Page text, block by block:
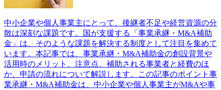
中小企業や個人事業主にとって、後継者不足や経営資源の分
散は深刻な課題です。国が支援する「事業承継・M&A補助
金」は、そのような課題を解決する制度として注目を集めて
います。本記事では、事業承継・M&A補助金の創設背景や
活用時のメリット、注意点、補助される事業者と経費のほ
か、申請の流れについて解説します。この記事のポイント事
業承継・M&A補助金は、中小企業や個人事業主がM&Aや事